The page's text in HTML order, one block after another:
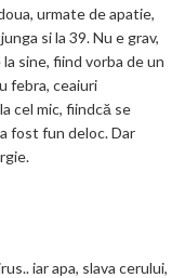
urmate de apatie,
si la 39. Nu e grav,
sine, fiind vorba de un
febra, ceaiuri
cel mic, fiindcă se
fost fun deloc. Dar
iar apa, slava cerului,